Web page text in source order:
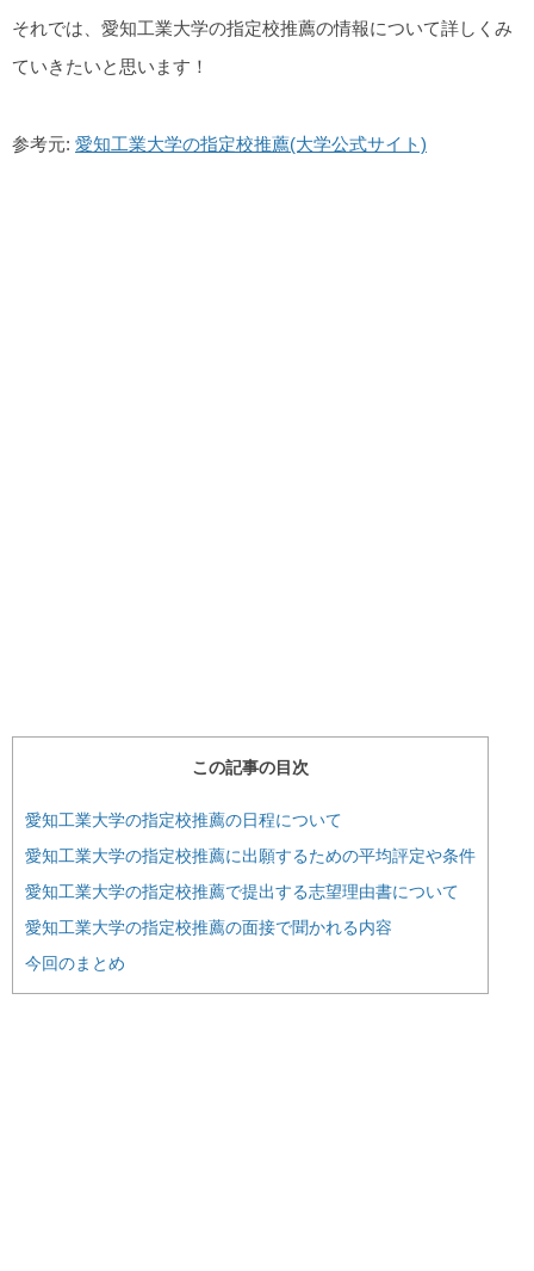
それでは、愛知工業大学の指定校推薦の情報について詳しくみ
ていきたいと思います！
参考元: 愛知工業大学の指定校推薦(大学公式サイト)
この記事の目次
愛知工業大学の指定校推薦の日程について
愛知工業大学の指定校推薦に出願するための平均評定や条件
愛知工業大学の指定校推薦で提出する志望理由書について
愛知工業大学の指定校推薦の面接で聞かれる内容
今回のまとめ